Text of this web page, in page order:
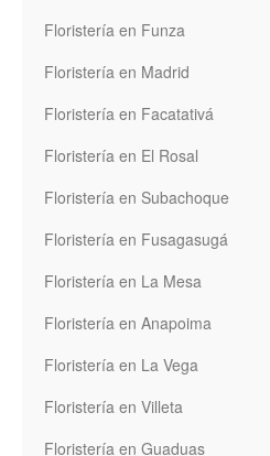
Floristería en Funza
Floristería en Madrid
Floristería en Facatativá
Floristería en El Rosal
Floristería en Subachoque
Floristería en Fusagasugá
Floristería en La Mesa
Floristería en Anapoima
Floristería en La Vega
Floristería en Villeta
Floristería en Guaduas